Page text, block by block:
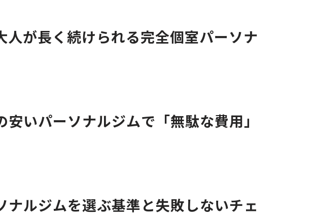
人が長く続けられる完全個室パーソナ
いパーソナルジムで「無駄な費用」
ルジムを選ぶ基準と失敗しないチェ